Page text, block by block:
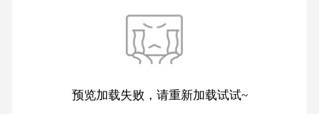
预览加载失败，请重新加载试试~